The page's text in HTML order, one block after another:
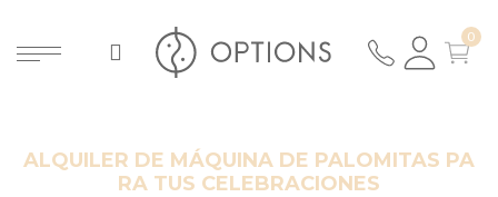
ALQUILER DE MÁQUINA DE PALOMITAS PA
RA TUS CELEBRACIONES